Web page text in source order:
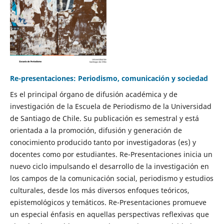
Re-presentaciones: Periodismo, comunicación y sociedad
Es el principal órgano de difusión académica y de
investigación de la Escuela de Periodismo de la Universidad
de Santiago de Chile. Su publicación es semestral y está
orientada a la promoción, difusión y generación de
conocimiento producido tanto por investigadoras (es) y
docentes como por estudiantes. Re-Presentaciones inicia un
nuevo ciclo impulsando el desarrollo de la investigación en
los campos de la comunicación social, periodismo y estudios
culturales, desde los más diversos enfoques teóricos,
epistemológicos y temáticos. Re-Presentaciones promueve
un especial énfasis en aquellas perspectivas reflexivas que